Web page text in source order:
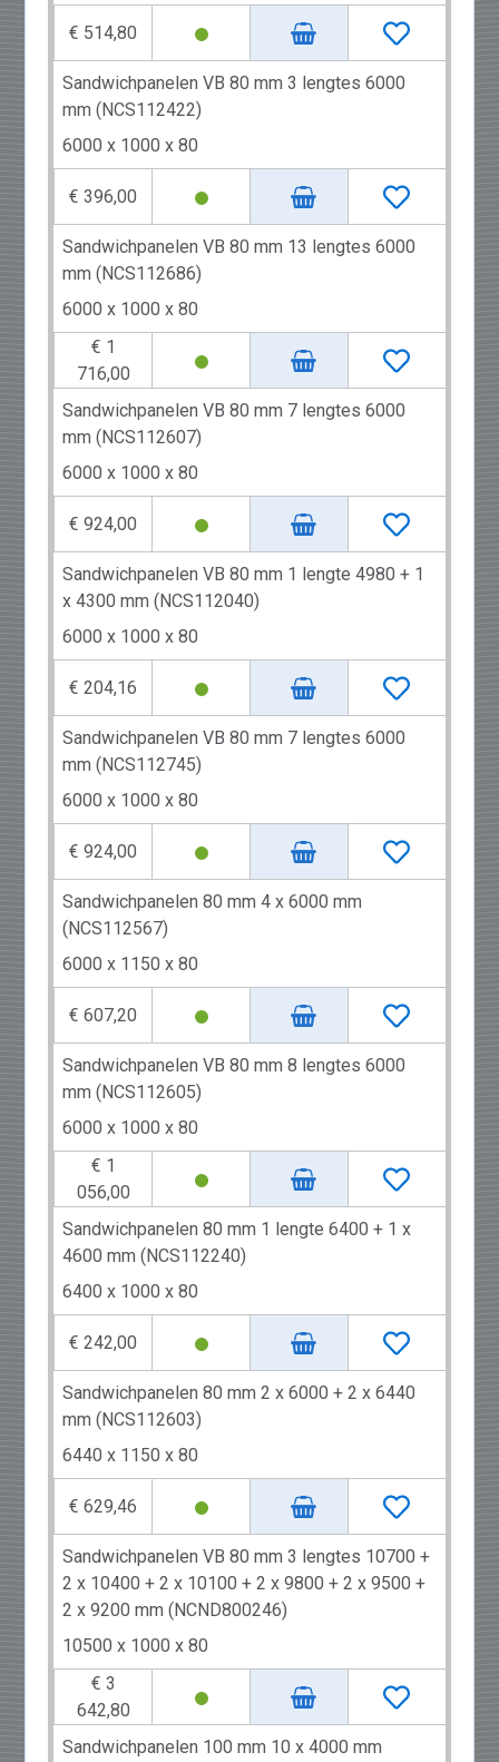
€ 514,80
Sandwichpanelen VB 80 mm 3 lengtes 6000
mm (NCS112422)
6000 x 1000 x 80
€ 396,00
Sandwichpanelen VB 80 mm 13 lengtes 6000
mm (NCS112686)
6000 x 1000 x 80
€ 1
716,00
Sandwichpanelen VB 80 mm 7 lengtes 6000
mm (NCS112607)
6000 x 1000 x 80
€ 924,00
Sandwichpanelen VB 80 mm 1 lengte 4980 + 1
x 4300 mm (NCS112040)
6000 x 1000 x 80
€ 204,16
Sandwichpanelen VB 80 mm 7 lengtes 6000
mm (NCS112745)
6000 x 1000 x 80
€ 924,00
Sandwichpanelen 80 mm 4 x 6000 mm
(NCS112567)
6000 x 1150 x 80
€ 607,20
Sandwichpanelen VB 80 mm 8 lengtes 6000
mm (NCS112605)
6000 x 1000 x 80
€ 1
056,00
Sandwichpanelen 80 mm 1 lengte 6400 + 1 x
4600 mm (NCS112240)
6400 x 1000 x 80
€ 242,00
Sandwichpanelen 80 mm 2 x 6000 + 2 x 6440
mm (NCS112603)
6440 x 1150 x 80
€ 629,46
Sandwichpanelen VB 80 mm 3 lengtes 10700 +
2 x 10400 + 2 x 10100 + 2 x 9800 + 2 x 9500 +
2 x 9200 mm (NCND800246)
10500 x 1000 x 80
€ 3
642,80
Sandwichpanelen 100 mm 10 x 4000 mm